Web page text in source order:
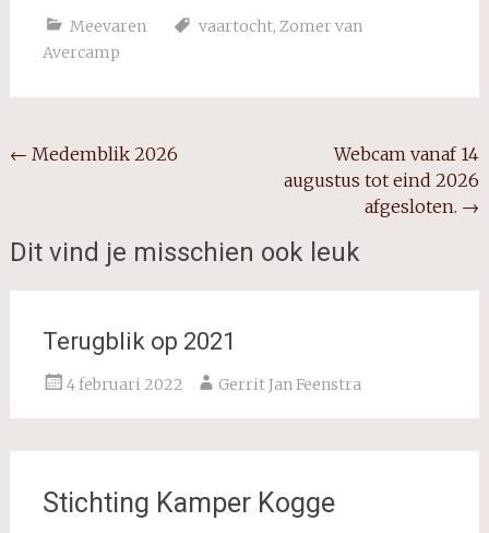
Meevaren vaartocht, Zomer van
Avercamp
Bericht
← Medemblik 2026
Webcam vanaf 14
augustus tot eind 2026
afgesloten. →
Dit vind je misschien ook leuk
Terugblik op 2021
4 februari 2022 Gerrit Jan Feenstra
Stichting Kamper Kogge